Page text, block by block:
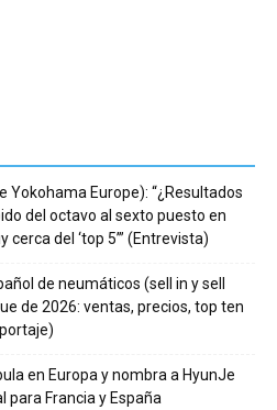
Yokohama Europe): “¿Resultados
del octavo al sexto puesto en
del ‘top 5’” (Entrevista)
de neumáticos (sell in y sell
de 2026: ventas, precios, top ten
en Europa y nombra a HyunJe
para Francia y España